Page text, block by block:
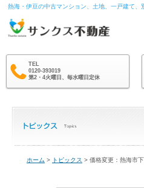
熱海・伊豆の中古マンション、土地、一戸建て、
TEL
0120-393019
第2・4火曜日、毎水曜日定休
ホーム > トピックス > 価格変更：熱海市